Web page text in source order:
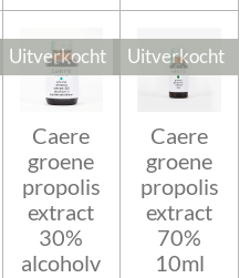
Uitverkocht
Caere
groene
propolis
extract
30%
alcoholv
Uitverkocht
Caere
groene
propolis
extract
70%
10ml